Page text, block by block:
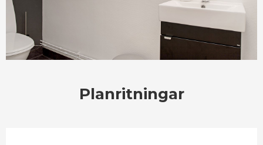
Planritningar